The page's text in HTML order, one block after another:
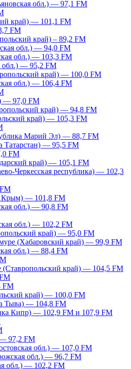
обл.) — 97,1 FM
край) — 101,1 FM
FM
край) – 89,2 FM
обл.) — 94,0 FM
обл.) — 103,3 FM
обл.) — 95,2 FM
край) — 100,0 FM
обл.) — 106,4 FM
— 97,0 FM
край) — 94,8 FM
край) — 105,3 FM
Марий Эл) — 88,7 FM
Татарстан) — 95,5 FM
FM
край) — 105,1 FM
Черкесская республика) — 102,3
Крым) — 101,8 FM
обл.) — 90,8 FM
обл.) — 102,2 FM
край) — 95,0 FM
(Хабаровский край) — 99,9 FM
обл.) — 88,4 FM
(Ставропольский край) — 104,5 FM
FM
край) — 100,0 FM
Тыва) — 104,8 FM
Кипр) — 102,9 FM и 107,9 FM
97,2 FM
обл.) — 107,0 FM
обл.) — 96,7 FM
обл.) — 102,2 FM